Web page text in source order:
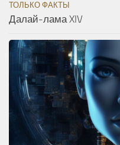
ТОЛЬКО ФАКТЫ
Далай-лама XIV